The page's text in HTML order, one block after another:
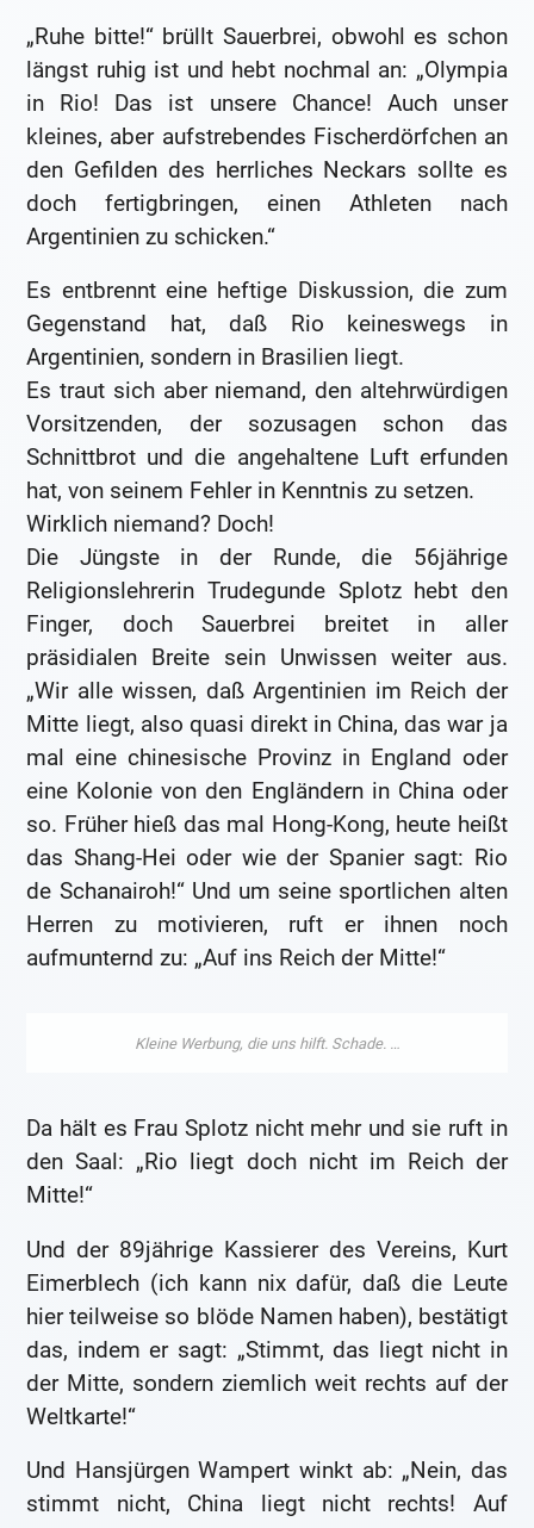
„Ruhe bitte!“ brüllt Sauerbrei, obwohl es schon
längst ruhig ist und hebt nochmal an: „Olympia
in Rio! Das ist unsere Chance! Auch unser
kleines, aber aufstrebendes Fischerdörfchen an
den Gefilden des herrliches Neckars sollte es
doch fertigbringen, einen Athleten nach
Argentinien zu schicken.“
Es entbrennt eine heftige Diskussion, die zum
Gegenstand hat, daß Rio keineswegs in
Argentinien, sondern in Brasilien liegt.
Es traut sich aber niemand, den altehrwürdigen
Vorsitzenden, der sozusagen schon das
Schnittbrot und die angehaltene Luft erfunden
hat, von seinem Fehler in Kenntnis zu setzen.
Wirklich niemand? Doch!
Die Jüngste in der Runde, die 56jährige
Religionslehrerin Trudegunde Splotz hebt den
Finger, doch Sauerbrei breitet in aller
präsidialen Breite sein Unwissen weiter aus.
„Wir alle wissen, daß Argentinien im Reich der
Mitte liegt, also quasi direkt in China, das war ja
mal eine chinesische Provinz in England oder
eine Kolonie von den Engländern in China oder
so. Früher hieß das mal Hong-Kong, heute heißt
das Shang-Hei oder wie der Spanier sagt: Rio
de Schanairoh!“ Und um seine sportlichen alten
Herren zu motivieren, ruft er ihnen noch
aufmunternd zu: „Auf ins Reich der Mitte!“
Da hält es Frau Splotz nicht mehr und sie ruft in
den Saal: „Rio liegt doch nicht im Reich der
Mitte!“
Und der 89jährige Kassierer des Vereins, Kurt
Eimerblech (ich kann nix dafür, daß die Leute
hier teilweise so blöde Namen haben), bestätigt
das, indem er sagt: „Stimmt, das liegt nicht in
der Mitte, sondern ziemlich weit rechts auf der
Weltkarte!“
Und Hansjürgen Wampert winkt ab: „Nein, das
stimmt nicht, China liegt nicht rechts! Auf